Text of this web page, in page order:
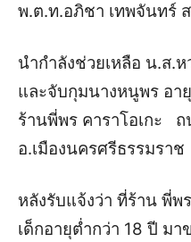
พ.ต.ท.อภิชา เทพจันทร์
นำกำลังช่วยเหลือ น.ส.
และจับกุมนางหนูพร อา
ร้านพี่พร คาราโอเกะ
อ.เมืองนครศรีธรรมราช
หลังรับแจ้งว่า ที่ร้าน พี่พ
เด็กอายุต่ำกว่า 18 ปี มา